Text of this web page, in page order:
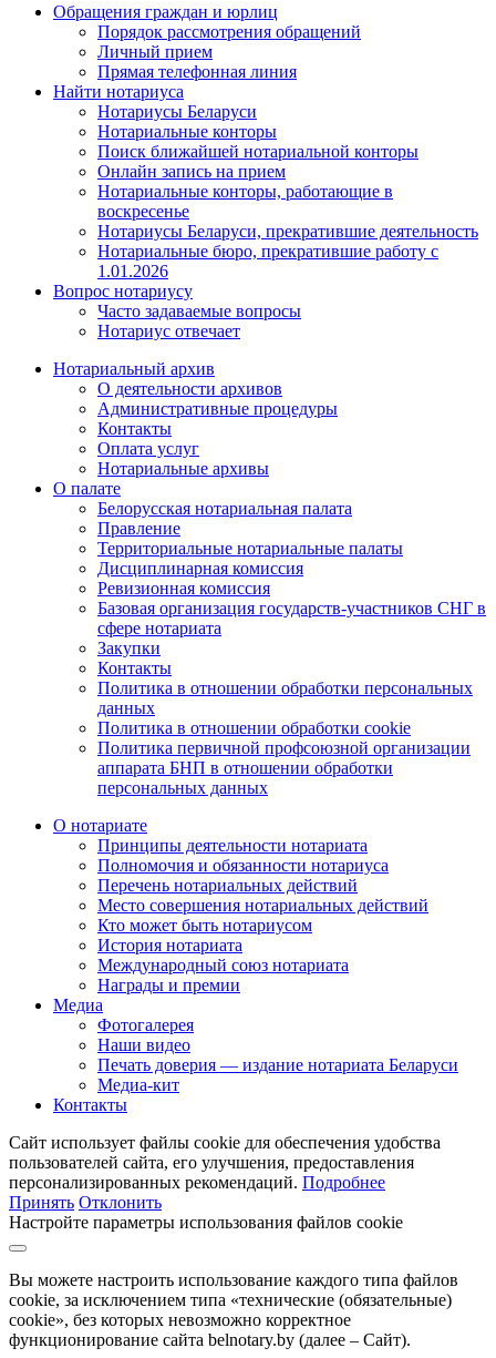
Обращения граждан и юрлиц
Порядок рассмотрения обращений
Личный прием
Прямая телефонная линия
Найти нотариуса
Нотариусы Беларуси
Нотариальные конторы
Поиск ближайшей нотариальной конторы
Онлайн запись на прием
Нотариальные конторы, работающие в
воскресенье
Нотариусы Беларуси, прекратившие деятельность
Нотариальные бюро, прекратившие работу с
1.01.2026
Вопрос нотариусу
Часто задаваемые вопросы
Нотариус отвечает
Нотариальный архив
О деятельности архивов
Административные процедуры
Контакты
Оплата услуг
Нотариальные архивы
О палате
Белорусская нотариальная палата
Правление
Территориальные нотариальные палаты
Дисциплинарная комиссия
Ревизионная комиссия
Базовая организация государств-участников СНГ в
сфере нотариата
Закупки
Контакты
Политика в отношении обработки персональных
данных
Политика в отношении обработки cookie
Политика первичной профсоюзной организации
аппарата БНП в отношении обработки
персональных данных
О нотариате
Принципы деятельности нотариата
Полномочия и обязанности нотариуса
Перечень нотариальных действий
Место совершения нотариальных действий
Кто может быть нотариусом
История нотариата
Международный союз нотариата
Награды и премии
Медиа
Фотогалерея
Наши видео
Печать доверия — издание нотариата Беларуси
Медиа-кит
Контакты
Сайт использует файлы cookie для обеспечения удобства
пользователей сайта, его улучшения, предоставления
персонализированных рекомендаций. Подробнее
Принять Отклонить
Настройте параметры использования файлов cookie
Вы можете настроить использование каждого типа файлов
cookie, за исключением типа «технические (обязательные)
cookie», без которых невозможно корректное
функционирование сайта belnotary.by (далее – Сайт).